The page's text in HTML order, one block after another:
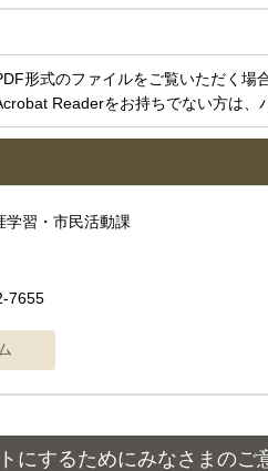
形式のファイルをご覧いただく場
Readerをお持ちでない方は、
学習・市民活動課
7655
にするためにみなさまのご